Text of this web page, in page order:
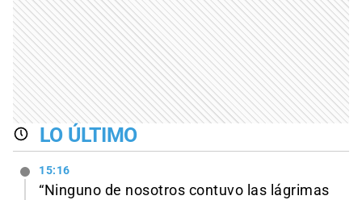
LO ÚLTIMO
15:16
“Ninguno de nosotros contuvo las lágrimas